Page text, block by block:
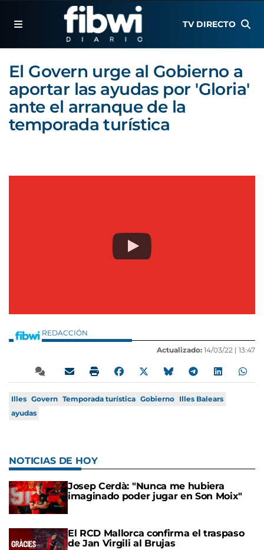
TV DIRECTO
El Govern urge al Gobierno a
aportar las ayudas por 'Gloria'
ante el arranque de la
temporada turística
REDACCIÓN
Actualizado: 14/03/22 | 13:47
Illes Govern Temporada turística Gobierno Illes Balears
ayudas
NOTICIAS DE HOY
Josep Cerdà: "Nunca me hubiera
imaginado poder jugar en Son Moix"
El RCD Mallorca confirma el traspaso
de Jan Virgili al Brujas